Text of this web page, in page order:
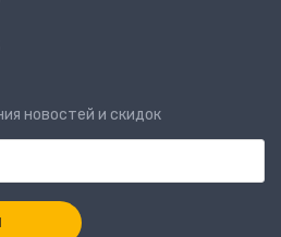
новостей и скидок